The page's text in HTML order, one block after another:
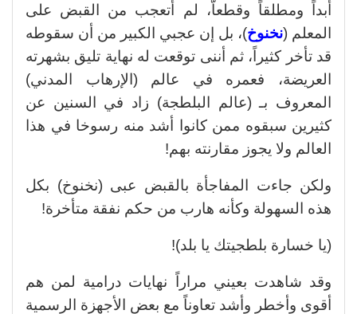
أبداً ومطلقاً وقطعاّ، لم أتعجب من القبض على
المعلم (نخنوخ)، بل إن عجبي الكبير من أن سقوطه
قد تأخر كثيراً، ثم أننى توقعت له نهاية تليق بشهرته
العريضة، فعمره في عالم (الإرهاب المدني)
المعروف بـ (عالم البلطجة) زاد في السنين عن
كثيرين سبقوه ممن كانوا أشد منه رسوخا في هذا
العالم ولا يجوز مقارنته بهم!
ولكن جاءت المفاجأة بالقبض عبى (نخنوخ) بكل
هذه السهولة وكأنه هارب من حكم نفقة متأخرة!
(يا خسارة بلطجيتك يا بلد)!
وقد شاهدت بعيني مراراً نهايات درامية لمن هم
أقوى وأخطر وأشد تعاوناً مع بعض الأجهزة الرسمية